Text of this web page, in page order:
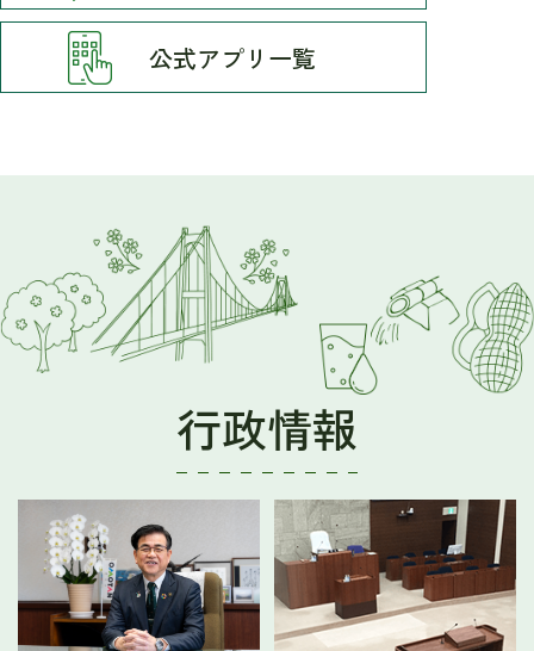
本県)
2026年08月04日
図書室だより
人権と平和を考える夏休み子ども映画会
2026年08月03日
秦野市校外探究型学習「omotanラーケーション
day」実施について
2026年07月31日
全国一斉「こどもの人権相談」強化週間
学校教育課 学務保健担当事務補助員の募集
2026年07月31日
秦野市立堀川公民館
2026年07月31日
【第1弾申込受付中 10月17日開催】はだの恋結び
公式アプリ一覧
行政情報